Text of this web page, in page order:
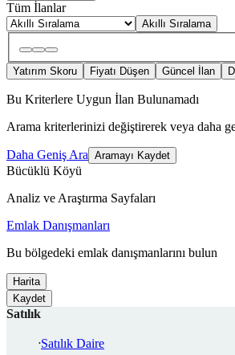
Tüm İlanlar
Akıllı Sıralama
Yatırım Skoru Fiyatı Düşen Güncel İlan
Bu Kriterlere Uygun İlan Bulunamadı
Arama kriterlerinizi değiştirerek veya daha
Daha Geniş Ara Aramayı Kaydet
Bücüklü Köyü
Analiz ve Araştırma Sayfaları
Emlak Danışmanları
Bu bölgedeki emlak danışmanlarını bulun
Harita
Kaydet
Satılık
Satılık Daire